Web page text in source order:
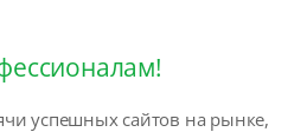
успешных сайтов на рынке,